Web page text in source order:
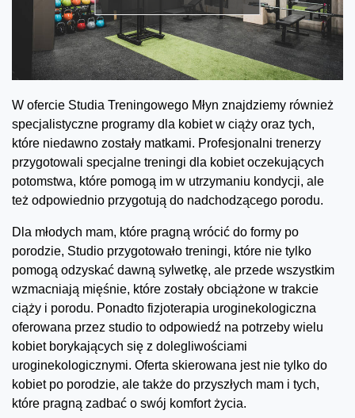
W ofercie Studia Treningowego Młyn znajdziemy również
specjalistyczne programy dla kobiet w ciąży oraz tych,
które niedawno zostały matkami. Profesjonalni trenerzy
przygotowali specjalne treningi dla kobiet oczekujących
potomstwa, które pomogą im w utrzymaniu kondycji, ale
też odpowiednio przygotują do nadchodzącego porodu.
Dla młodych mam, które pragną wrócić do formy po
porodzie, Studio przygotowało treningi, które nie tylko
pomogą odzyskać dawną sylwetkę, ale przede wszystkim
wzmacniają mięśnie, które zostały obciążone w trakcie
ciąży i porodu. Ponadto fizjoterapia uroginekologiczna
oferowana przez studio to odpowiedź na potrzeby wielu
kobiet borykających się z dolegliwościami
uroginekologicznymi. Oferta skierowana jest nie tylko do
kobiet po porodzie, ale także do przyszłych mam i tych,
które pragną zadbać o swój komfort życia.